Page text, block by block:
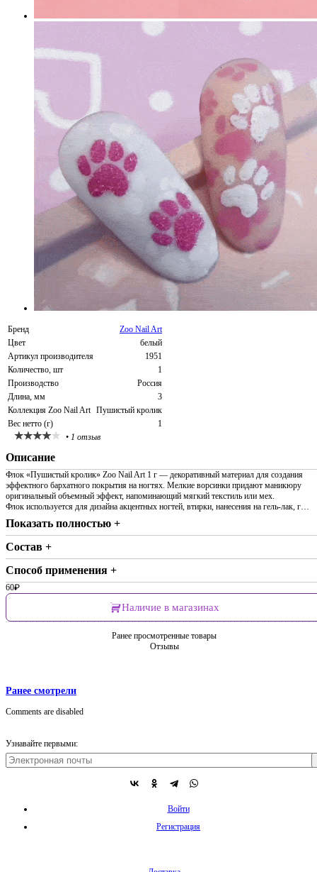
Бренд
Zoo Nail Art
Цвет
белый
Артикул производителя
1951
Количество, шт
1
Производство
Россия
Длина, мм
3
Коллекция Zoo Nail Art Пушистый кролик
Вес нетто (г)
1
• 1 отзыв
Описание
Флок «Пушистый кролик» Zoo Nail Art 1 г — декоративный материал для создания
эффектного бархатного покрытия на ногтях. Мелкие ворсинки придают маникюру
оригинальный объемный эффект, напоминающий мягкий текстиль или мех.
Флок используется для дизайна акцентных ногтей, втирки, нанесения на гель-лак, г…
Показать полностью +
Состав +
Способ применения +
60₽
Наличие в магазинах
Ранее просмотренные товары
Отзывы
Ранее смотрели
Comments are disabled
Узнавайте первыми:
Войти
Регистрация